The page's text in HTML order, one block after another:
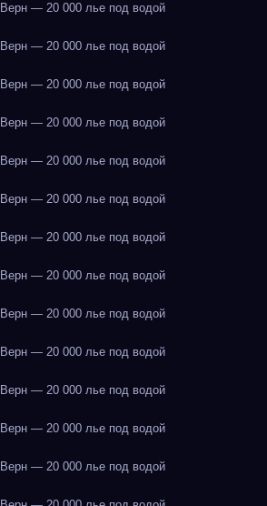
— 20 000 лье под водой
— 20 000 лье под водой
— 20 000 лье под водой
— 20 000 лье под водой
— 20 000 лье под водой
— 20 000 лье под водой
— 20 000 лье под водой
— 20 000 лье под водой
— 20 000 лье под водой
— 20 000 лье под водой
— 20 000 лье под водой
— 20 000 лье под водой
— 20 000 лье под водой